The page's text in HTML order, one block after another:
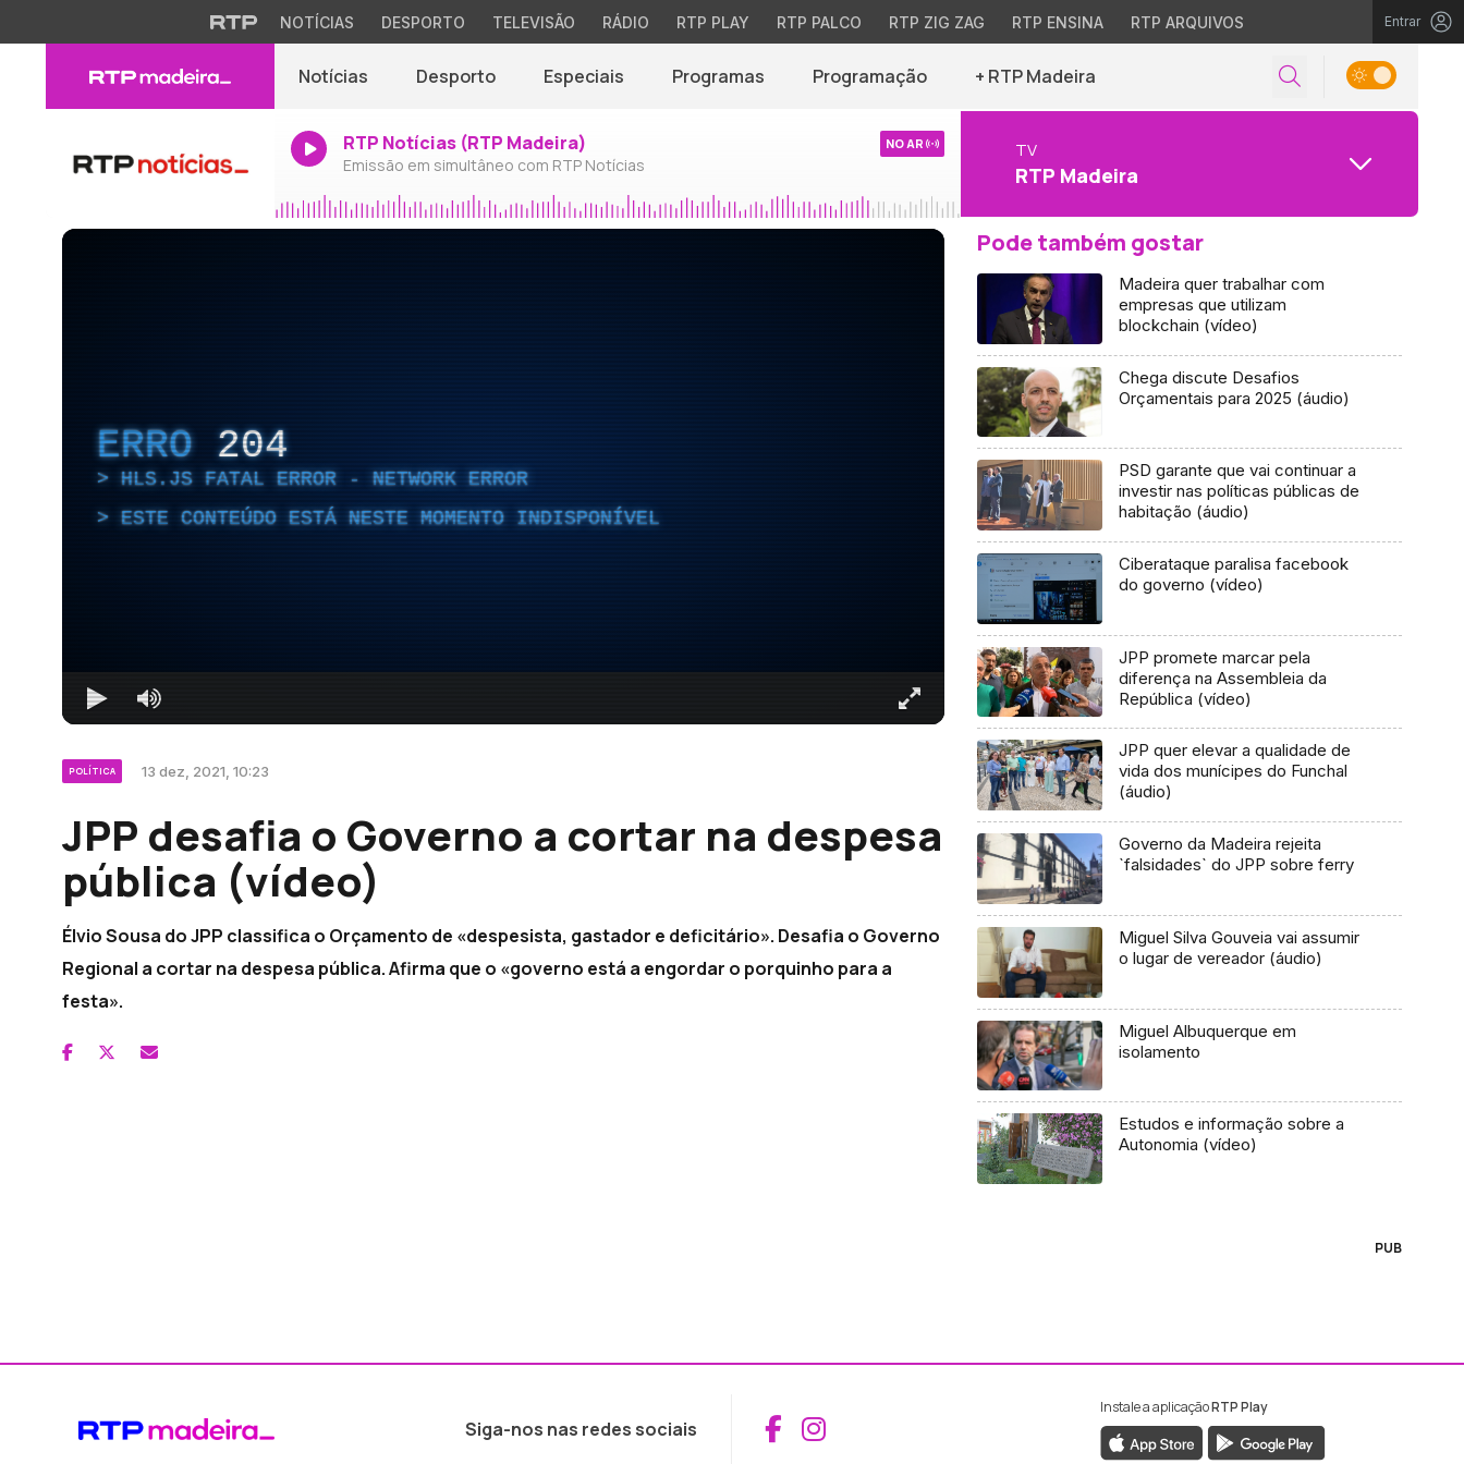
NOTÍCIAS DESPORTO TELEVISÃO RÁDIO RTP PLAY RTP PALCO RTP ZIG ZAG RTP ENSINA RTP ARQUIVOS Entrar
Notícias Desporto Especiais Programas Programação + RTP Madeira
RTP Notícias (RTP Madeira)
Emissão em simultâneo com RTP Notícias
NO AR TV
RTP Madeira
ERRO 204
HLS.JS FATAL ERROR - NETWORK ERROR
ESTE CONTEÚDO ESTÁ NESTE MOMENTO INDISPONÍVEL
POLÍTICA 13 dez, 2021, 10:23
JPP desafia o Governo a cortar na despesa
pública (vídeo)
Élvio Sousa do JPP classifica o Orçamento de «despesista, gastador e deficitário». Desafia o Governo
Regional a cortar na despesa pública. Afirma que o «governo está a engordar o porquinho para a
festa».
Pode também gostar
Madeira quer trabalhar com
empresas que utilizam
blockchain (vídeo)
Chega discute Desafios
Orçamentais para 2025 (áudio)
PSD garante que vai continuar a
investir nas políticas públicas de
habitação (áudio)
Ciberataque paralisa facebook
do governo (vídeo)
JPP promete marcar pela
diferença na Assembleia da
República (vídeo)
JPP quer elevar a qualidade de
vida dos munícipes do Funchal
(áudio)
Governo da Madeira rejeita
`falsidades` do JPP sobre ferry
Miguel Silva Gouveia vai assumir
o lugar de vereador (áudio)
Miguel Albuquerque em
isolamento
Estudos e informação sobre a
Autonomia (vídeo)
PUB
Siga-nos nas redes sociais Aceder ao Facebook da RTP Madeira
Aceder ao Instagram da RTP Madeira
Instale a aplicaçãoRTP Play